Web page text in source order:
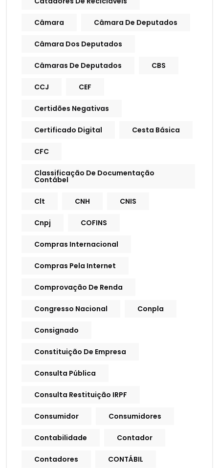
Câmara Câmara De Deputados
Câmara Dos Deputados
Câmaras De Deputados CBS
CCJ CEF
Certidões Negativas
Certificado Digital Cesta Básica
CFC
Classificação De Documentação
Contábel
Clt CNH CNIS
Cnpj COFINS
Compras Internacional
Compras Pela Internet
Comprovação De Renda
Congresso Nacional Conpla
Consignado
Constituição De Empresa
Consulta Pública
Consulta Restituição IRPF
Consumidor Consumidores
Contabilidade Contador
Contadores CONTÁBIL